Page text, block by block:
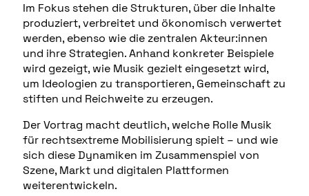
Im Fokus stehen die Strukturen, über die Inhalte
produziert, verbreitet und ökonomisch verwertet
werden, ebenso wie die zentralen Akteur:innen
und ihre Strategien. Anhand konkreter Beispiele
wird gezeigt, wie Musik gezielt eingesetzt wird,
um Ideologien zu transportieren, Gemeinschaft zu
stiften und Reichweite zu erzeugen.
Der Vortrag macht deutlich, welche Rolle Musik
für rechtsextreme Mobilisierung spielt – und wie
sich diese Dynamiken im Zusammenspiel von
Szene, Markt und digitalen Plattformen
weiterentwickeln.